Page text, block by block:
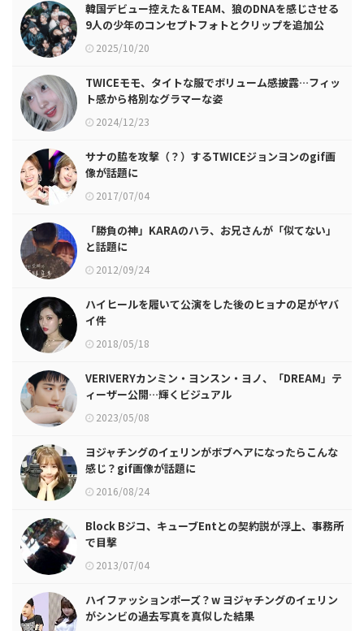
韓国デビュー控えた＆TEAM、狼のDNAを感じさせる
9人の少年のコンセプトフォトとクリップを追加公
開！2025/10/20
TWICEモモ、タイトな服でボリューム感披露…フィッ
ト感から格別なグラマーな姿
2024/12/23
サナの脇を攻撃（？）するTWICEジョンヨンのgif画
像が話題に
2017/07/04
「勝負の神」KARAのハラ、お兄さんが「似てない」
と話題に
2012/09/24
ハイヒールを履いて公演をした後のヒョナの足がヤバ
イ件
2018/05/18
VERIVERYカンミン・ヨンスン・ヨノ、「DREAM」テ
ィーザー公開…輝くビジュアル
2023/05/08
ヨジャチングのイェリンがボブヘアになったらこんな
感じ？gif画像が話題に
2016/08/24
Block Bジコ、キューブEntとの契約説が浮上、事務所
で目撃
2013/07/04
ハイファッションポーズ？w ヨジャチングのイェリン
がシンビの過去写真を真似した結果